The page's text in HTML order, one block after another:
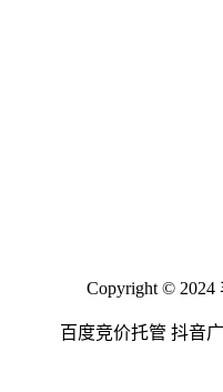
Copyright ©
百度竞价托管 抖音